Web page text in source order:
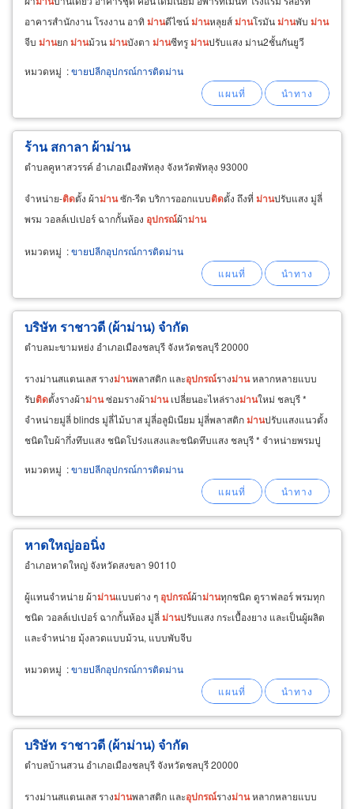
อาคารสำนักงาน โรงงาน อาทิ ม่านดีไซน์ม่านหลุยส์ม่านโรมันม่านพับ ม่าน
จีบ ม่านยกม่านม้วนม่านบังตา ม่านซีทรูม่านปรับแสง ม่าน2ชั้นกันยูวี
หมวดหมู่ :ขายปลีกอุปกรณ์การติดม่าน
ร้าน สกาลา ผ้าม่าน
ตำบลคูหาสวรรค์ อำเภอเมืองพัทลุง จังหวัดพัทลุง 93000
จำหน่าย-ติดตั้ง ผ้าม่านซัก-รีด บริการออกแบบติดตั้ง ถึงที่ ม่านปรับแสง มู่ลี่
พรม วอลล์เปเปอร์ ฉากกั้นห้อง อุปกรณ์ผ้าม่าน
หมวดหมู่ :ขายปลีกอุปกรณ์การติดม่าน
บริษัท ราชาวดี (ผ้าม่าน) จำกัด
ตำบลมะขามหย่ง อำเภอเมืองชลบุรี จังหวัดชลบุรี 20000
รางม่านสแตนเลส รางม่านพลาสติก และอุปกรณ์รางม่านหลากหลายแบบ
รับติดตั้งรางผ้าม่านซ่อมรางผ้าม่านเปลี่ยนอะไหล่รางม่านใหม่ ชลบุรี *
จำหน่ายมู่ลี่ blinds มู่ลี่ไม้บาส มู่ลี่อลูมิเนียม มู่ลี่พลาสติกม่านปรับแสงแนวตั้ง
ชนิดใบผ้ากึ่งทึบแสง ชนิดโปร่งแสงและชนิดทึบแสง ชลบุรี * จำหน่ายพรมปู
หมวดหมู่ :ขายปลีกอุปกรณ์การติดม่าน
หาดใหญ่ออนิ่ง
อำเภอหาดใหญ่ จังหวัดสงขลา 90110
ผู้แทนจำหน่าย ผ้าม่านแบบต่าง ๆ อุปกรณ์ผ้าม่านทุกชนิด ดูราฟลอร์ พรมทุก
ชนิด วอลล์เปเปอร์ ฉากกั้นห้อง มู่ลี่ม่านปรับแสง กระเบื้องยาง และเป็นผู้ผลิต
และจำหน่าย มุ้งลวดแบบม้วน, แบบพับจีบ
หมวดหมู่ :ขายปลีกอุปกรณ์การติดม่าน
บริษัท ราชาวดี (ผ้าม่าน) จำกัด
ตำบลบ้านสวน อำเภอเมืองชลบุรี จังหวัดชลบุรี 20000
รางม่านสแตนเลส รางม่านพลาสติก และอุปกรณ์รางม่านหลากหลายแบบ